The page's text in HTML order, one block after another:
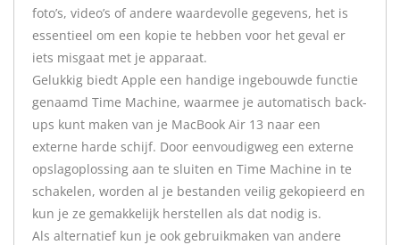
foto’s, video’s of andere waardevolle gegevens, het is
essentieel om een kopie te hebben voor het geval er
iets misgaat met je apparaat.
Gelukkig biedt Apple een handige ingebouwde functie
genaamd Time Machine, waarmee je automatisch back-
ups kunt maken van je MacBook Air 13 naar een
externe harde schijf. Door eenvoudigweg een externe
opslagoplossing aan te sluiten en Time Machine in te
schakelen, worden al je bestanden veilig gekopieerd en
kun je ze gemakkelijk herstellen als dat nodig is.
Als alternatief kun je ook gebruikmaken van andere